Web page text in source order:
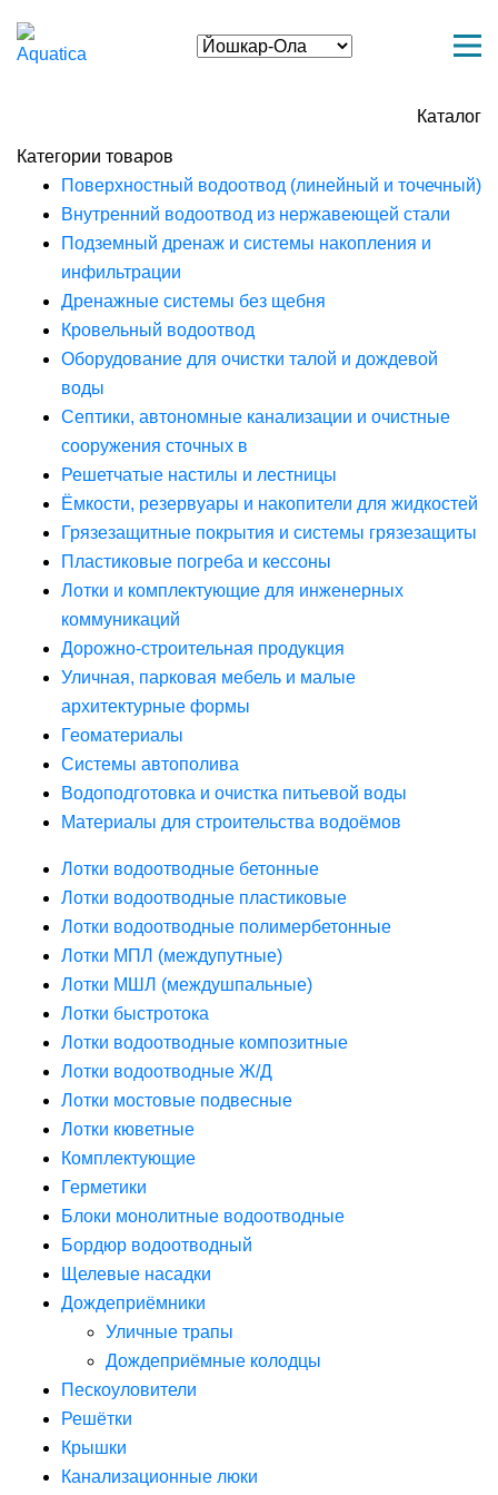
Каталог
Категории товаров
Поверхностный водоотвод (линейный и точечный)
Внутренний водоотвод из нержавеющей стали
Подземный дренаж и системы накопления и
инфильтрации
Дренажные системы без щебня
Кровельный водоотвод
Оборудование для очистки талой и дождевой
воды
Септики, автономные канализации и очистные
сооружения сточных в
Решетчатые настилы и лестницы
Ёмкости, резервуары и накопители для жидкостей
Грязезащитные покрытия и системы грязезащиты
Пластиковые погреба и кессоны
Лотки и комплектующие для инженерных
коммуникаций
Дорожно-строительная продукция
Уличная, парковая мебель и малые
архитектурные формы
Геоматериалы
Системы автополива
Водоподготовка и очистка питьевой воды
Материалы для строительства водоёмов
Лотки водоотводные бетонные
Лотки водоотводные пластиковые
Лотки водоотводные полимербетонные
Лотки МПЛ (междупутные)
Лотки МШЛ (междушпальные)
Лотки быстротока
Лотки водоотводные композитные
Лотки водоотводные Ж/Д
Лотки мостовые подвесные
Лотки кюветные
Комплектующие
Герметики
Блоки монолитные водоотводные
Бордюр водоотводный
Щелевые насадки
Дождеприёмники
Уличные трапы
Дождеприёмные колодцы
Пескоуловители
Решётки
Крышки
Канализационные люки